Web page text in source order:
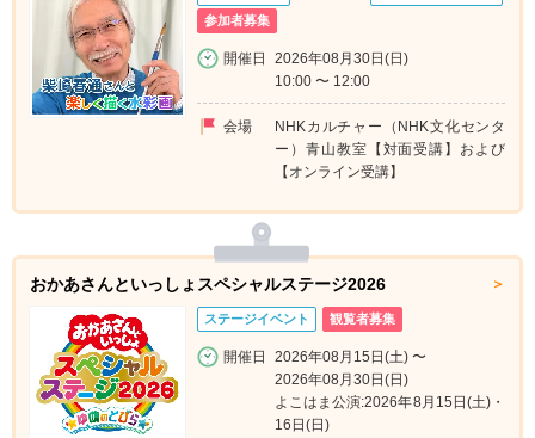
参加者募集
開催日
2026年08月30日(日)
10:00 〜 12:00
会場
NHKカルチャー（NHK文化センタ
ー）青山教室【対面受講】および
【オンライン受講】
おかあさんといっしょスペシャルステージ2026
ステージイベント 観覧者募集
開催日
2026年08月15日(土) 〜
2026年08月30日(日)
よこはま公演:2026年8月15日(土)・
16日(日)